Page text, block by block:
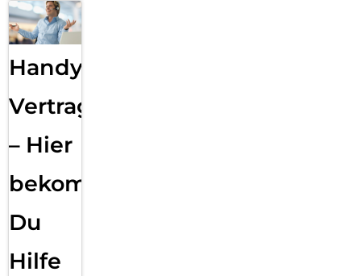
Handy
Vertragsabwicklung
– Hier
bekommst
Du
Hilfe